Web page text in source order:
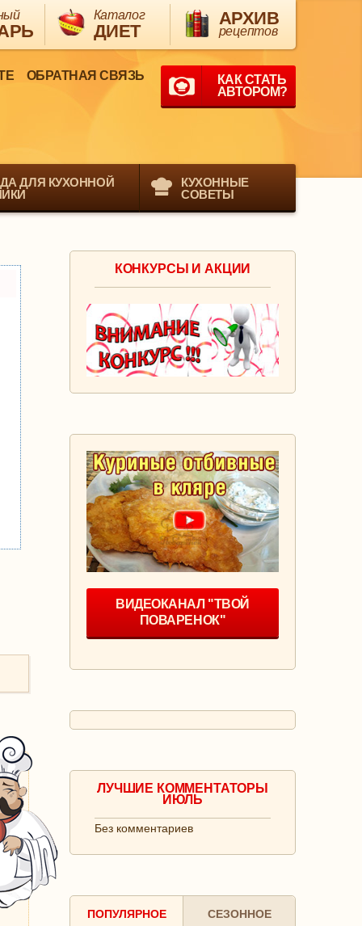
Каталог
ДИЕТ
АРХИВ
рецептов
КАК СТАТЬ
АВТОРОМ?
ОБРАТНАЯ СВЯЗЬ
КУХОННЫЕ
СОВЕТЫ
ДЛЯ КУХОННОЙ
КОНКУРСЫ И АКЦИИ
ВИДЕОКАНАЛ "ТВОЙ
ПОВАРЕНОК"
ЛУЧШИЕ КОММЕНТАТОРЫ
ИЮЛЬ
Без комментариев
ПОПУЛЯРНОЕ СЕЗОННОЕ